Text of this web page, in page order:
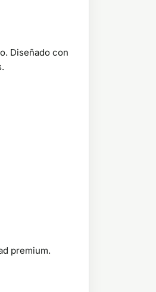
Diseñado con
premium.